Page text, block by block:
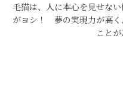
毛猫は、人に本心を見せな
がヨシ！ 夢の実現力が高く
こと